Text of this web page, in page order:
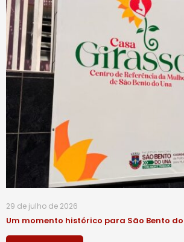
29 de julho de 2026
Um momento histórico para São Bento do